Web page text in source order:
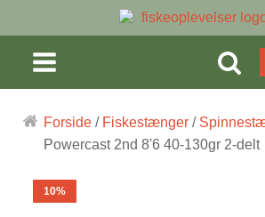
Forside / Fiskestænger /
Powercast 2nd 8'6 40-130gr 2-delt
10%